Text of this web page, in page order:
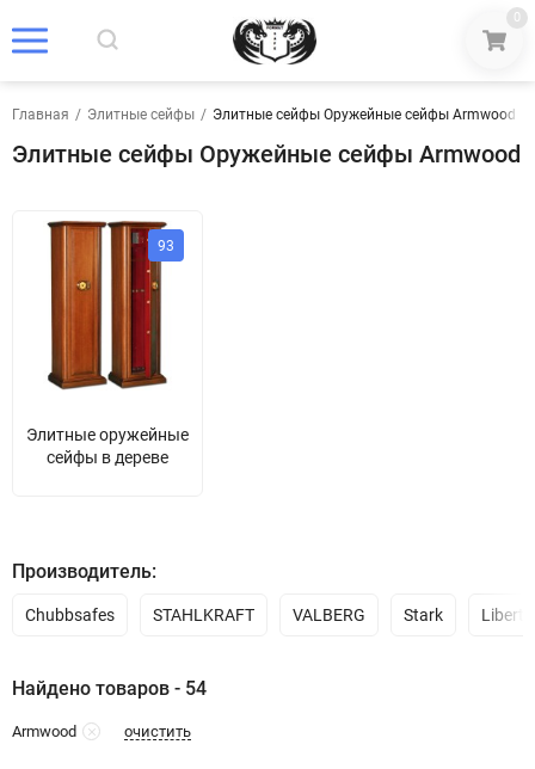
0
Главная / Элитные сейфы / Элитные сейфы Оружейные сейфы Armwood
Элитные сейфы Оружейные сейфы Armwood
Элитные оружейные
сейфы в дереве
93
Производитель:
Chubbsafes STAHLKRAFT VALBERG Stark Liberty
Найдено товаров - 54
Armwood очистить